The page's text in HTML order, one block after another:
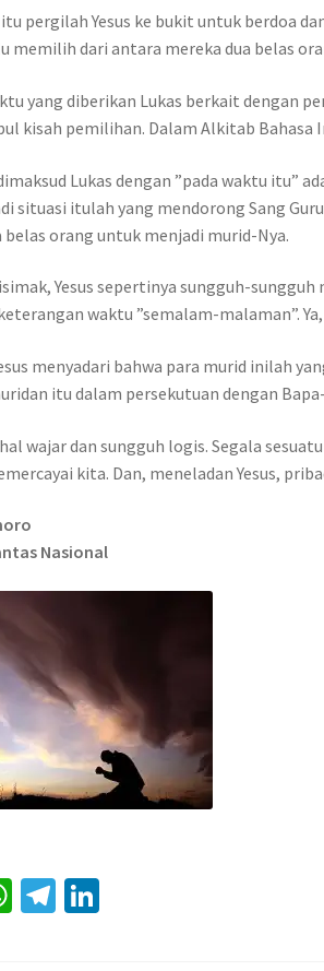
pergilah Yesus ke bukit untuk berdoa
memilih dari antara mereka dua belas
yang diberikan Lukas berkait dengan
kisah pemilihan. Dalam Alkitab Bahasa
Lukas dengan ”pada waktu itu”
situasi itulah yang mendorong Sang
orang untuk menjadi murid-Nya.
Yesus sepertinya sungguh-
waktu ”semalam-malaman”.
menyadari bahwa para murid inilah
itu dalam persekutuan dengan
wajar dan sungguh logis. Segala
kita. Dan, meneladan Yesus,
Nasional
W Te